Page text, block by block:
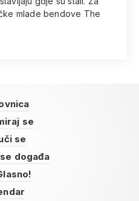
mlade bendove The
se
se
događa